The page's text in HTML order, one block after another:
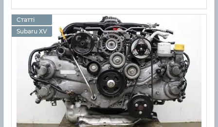
Статті
Subaru XV